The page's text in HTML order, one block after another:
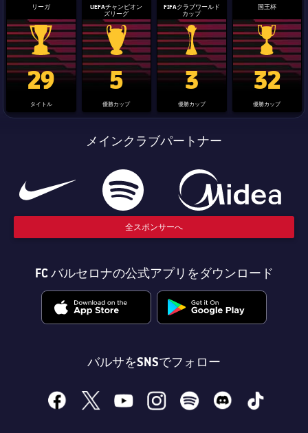
リーガ
La Liga trophy
29
タイトル
UEFAチャンピオン
ズリーグ
Champions League trophy
5
優勝カップ
FIFAクラブワールド
カップ
label.aria.clubworldcup
3
優勝カップ
国王杯
国王杯
32
優勝カップ
メインクラブパートナー
全スポンサーへ
FC バルセロナの公式アプリをダウンロード
バルサをSNSでフォロー
facebook
x youtubeinstagramspotify discord tiktok